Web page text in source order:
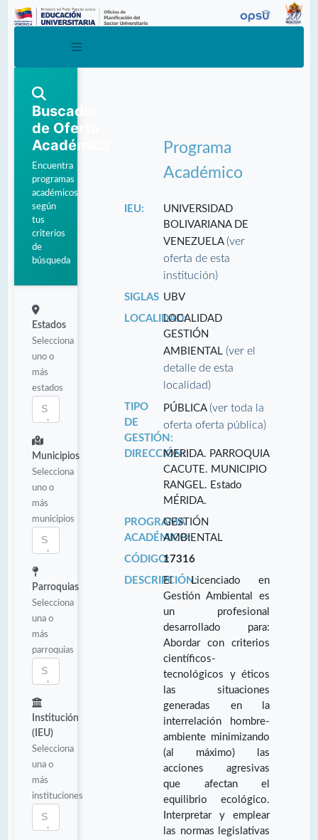
Buscador
de Oferta
Académica
Encuentra
programas
académicos
según
tus
criterios
de
búsqueda
Estados
Selecciona
uno o
más
estados
Municipios
Selecciona
uno o
más
municipios
Parroquias
Selecciona
una o
más
parroquias
Institución
(IEU)
Selecciona
una o
más
instituciones
Programa
Académico
IEU:
UNIVERSIDAD
BOLIVARIANA DE
VENEZUELA(ver
oferta de esta
institución)
SIGLAS UBV
LOCALIDAD:LOCALIDAD
GESTIÓN
AMBIENTAL(ver el
detalle de esta
localidad)
TIPO
DE
GESTIÓN:
PÚBLICA(ver toda la
oferta oferta pública)
DIRECCIÓN:MERIDA. PARROQUIA
CACUTE. MUNICIPIO
RANGEL. Estado
MÉRIDA.
PROGRAMA
ACADÉMICO:
GESTIÓN
AMBIENTAL
CÓDIGO:17316
DESCRIPCIÓN:El Licenciado en
Gestión Ambiental es
un profesional
desarrollado para:
Abordar con criterios
científicos-
tecnológicos y éticos
las situaciones
generadas en la
interrelación hombre-
ambiente minimizando
(al máximo) las
acciones agresivas
que afectan el
equilibrio ecológico.
Interpretar y emplear
las normas legislativas